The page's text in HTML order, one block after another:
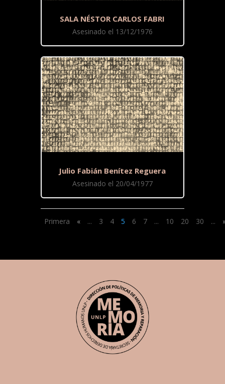
SALA NÉSTOR CARLOS FABRI
Asesinado el 13/12/1976
Julio Fabián Benítez Reguera
Asesinado el 20/04/1977
Primera « ... 3 4 5 6 7 ... 10 20 30 ...